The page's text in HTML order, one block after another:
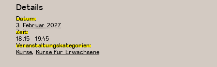
Details
Datum:
3. Februar 2027
Zeit:
18:15—19:45
Veranstaltungskategorien:
Kurse, Kurse für Erwachsene